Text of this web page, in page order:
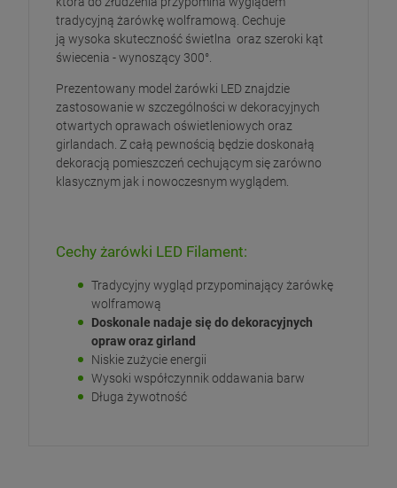
tradycyjną żarówkę wolframową. Cechuje
ją wysoka skuteczność świetlna oraz szeroki kąt
świecenia - wynoszący 300°.
Prezentowany model żarówki LED znajdzie
zastosowanie w szczególności w dekoracyjnych
otwartych oprawach oświetleniowych oraz
girlandach. Z całą pewnością będzie doskonałą
dekoracją pomieszczeń cechującym się zarówno
klasycznym jak i nowoczesnym wyglądem.
Cechy żarówki LED Filament:
Tradycyjny wygląd przypominający żarówkę
wolframową
Doskonale nadaje się do dekoracyjnych
opraw oraz girland
Niskie zużycie energii
Wysoki współczynnik oddawania barw
Długa żywotność